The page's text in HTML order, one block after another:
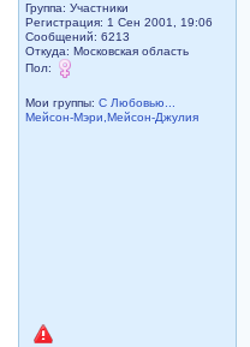
Группа: Участники
Регистрация: 1 Сен 2001, 19:06
Сообщений: 6213
Откуда: Московская область
Пол:
Мои группы:С Любовью...
Мейсон-Мэри,Мейсон-Джулия